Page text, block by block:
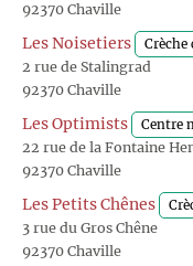
92370 Chaville
Les Noisetiers Crèche
2 rue de Stalingrad
92370 Chaville
Les Optimists Centre
22 rue de la Fontaine
92370 Chaville
Les Petits Chênes
3 rue du Gros Chêne
92370 Chaville